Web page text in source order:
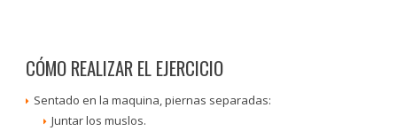
CÓMO REALIZAR EL EJERCICIO
Sentado en la maquina, piernas separadas:
Juntar los muslos.